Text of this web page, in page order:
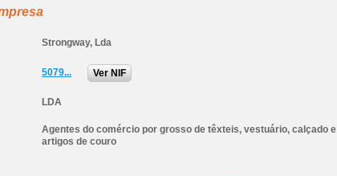
Strongway, Lda
5079... Ver NIF
LDA
Agentes do comércio por grosso de têxteis, vestuário, calçado e
artigos de couro